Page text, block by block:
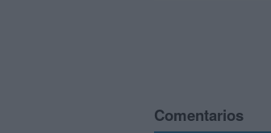
Comentarios